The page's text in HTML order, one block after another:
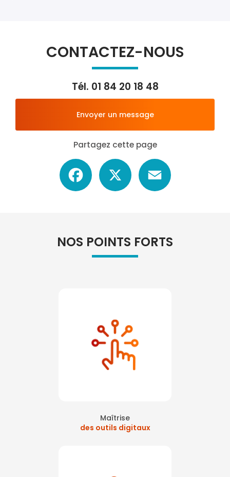
CONTACTEZ-NOUS
Tél. 01 84 20 18 48
Envoyer un message
Partagez cette page
Facebook
NOS POINTS FORTS
Maîtrise
des outils digitaux